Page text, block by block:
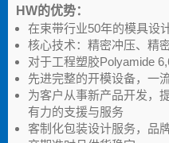
HW的优势：
在束带行业50年的模具设
核心技术：精密冲压、精
对于工程塑胶Polyamide
先进完整的开模设备，一
为客户从事新产品开发，
有力的支援与服务
客制化包装设计服务，品